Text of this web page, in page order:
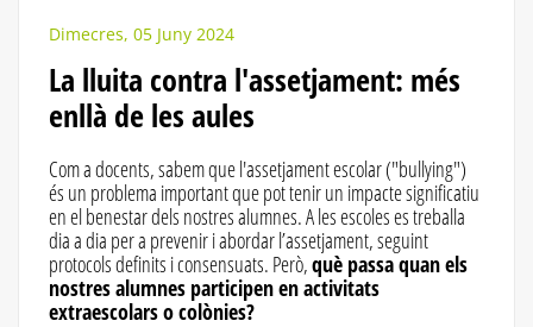
Dimecres, 05 Juny 2024
La lluita contra l'assetjament: més
enllà de les aules
Com a docents, sabem que l'assetjament escolar ("bullying")
és un problema important que pot tenir un impacte significatiu
en el benestar dels nostres alumnes. A les escoles es treballa
dia a dia per a prevenir i abordar l’assetjament, seguint
protocols definits i consensuats. Però,què passa quan els
nostres alumnes participen en activitats
extraescolars o colònies?